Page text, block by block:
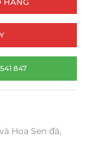
847
Hoa Sen đá,